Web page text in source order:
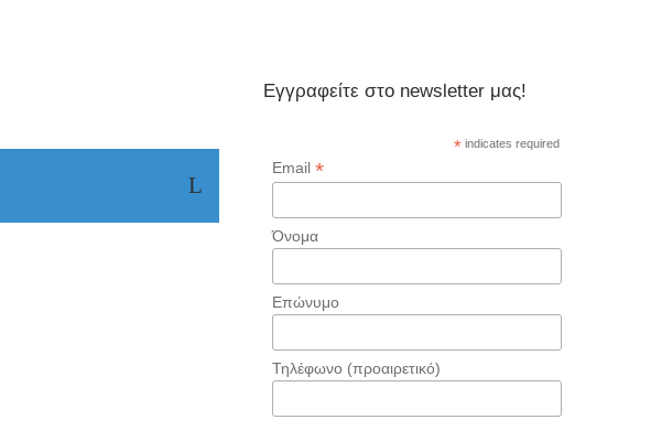
Εγγραφείτε στο newsletter μας!
* indicates required
Email*
Όνομα
Επώνυμο
Τηλέφωνο (προαιρετικό)